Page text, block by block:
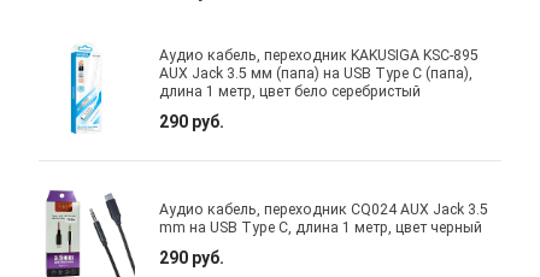
Аудио кабель, переходник KAKUSIGA KSC-895
AUX Jack 3.5 мм (папа) на USB Type C (папа),
длина 1 метр, цвет бело серебристый
290 руб.
Аудио кабель, переходник CQ024 AUX Jack 3.5
mm на USB Type C, длина 1 метр, цвет черный
290 руб.